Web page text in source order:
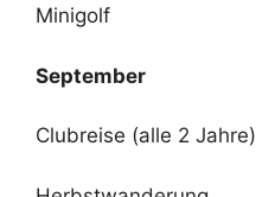
Minigolf
September
Clubreise (alle 2 Jahre)